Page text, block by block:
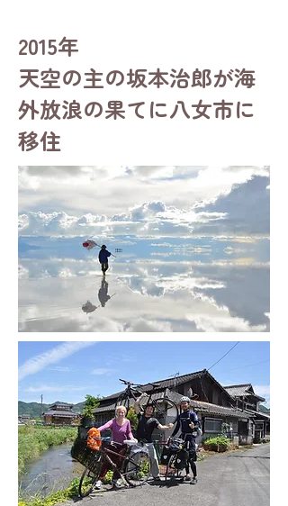
2015年
天空の主の坂本治郎​が海
外放浪の果てに八女市に
移住